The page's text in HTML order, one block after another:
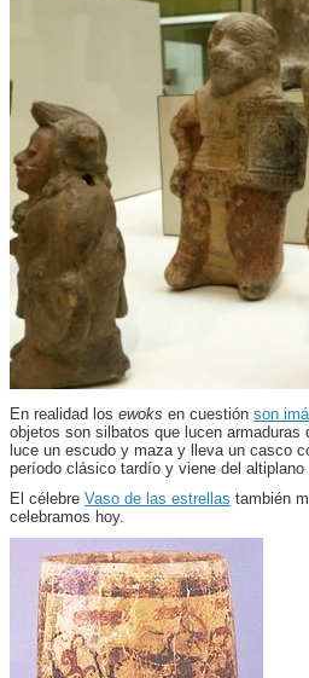
En realidad los ewoks en cuestión son
objetos son silbatos que lucen armaduras
luce un escudo y maza y lleva un casco
período clásico tardío y viene del altiplano
El célebre Vaso de las estrellas también
celebramos hoy.